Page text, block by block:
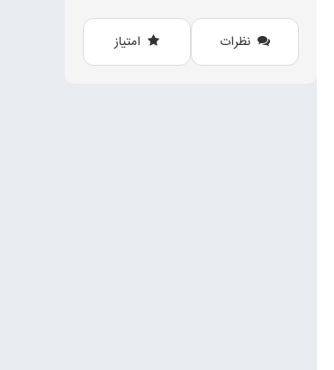
نظرات امتیاز